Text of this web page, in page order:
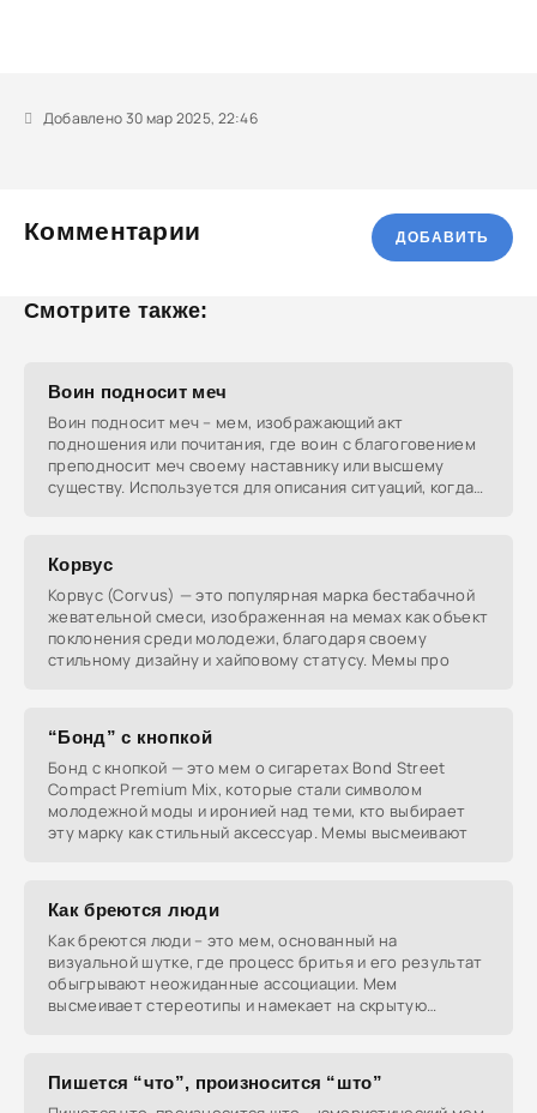
Добавлено 30 мар 2025, 22:46
Комментарии ДОБАВИТЬ
Смотрите также:
Воин подносит меч
Воин подносит меч – мем, изображающий акт
подношения или почитания, где воин с благоговением
преподносит меч своему наставнику или высшему
существу. Используется для описания ситуаций, когда
Корвус
Корвус (Corvus) — это популярная марка бестабачной
жевательной смеси, изображенная на мемах как объект
поклонения среди молодежи, благодаря своему
стильному дизайну и хайповому статусу. Мемы про
“Бонд” с кнопкой
Бонд с кнопкой — это мем о сигаретах Bond Street
Compact Premium Mix, которые стали символом
молодежной моды и иронией над теми, кто выбирает
эту марку как стильный аксессуар. Мемы высмеивают
Как бреются люди
Как бреются люди – это мем, основанный на
визуальной шутке, где процесс бритья и его результат
обыгрывают неожиданные ассоциации. Мем
высмеивает стереотипы и намекает на скрытую
Пишется “что”, произносится “што”